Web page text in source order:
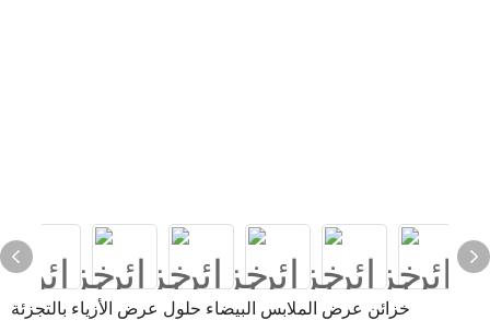
خزائن عرض الملابس البيضاء حلول عرض الأزياء بالتجزئة